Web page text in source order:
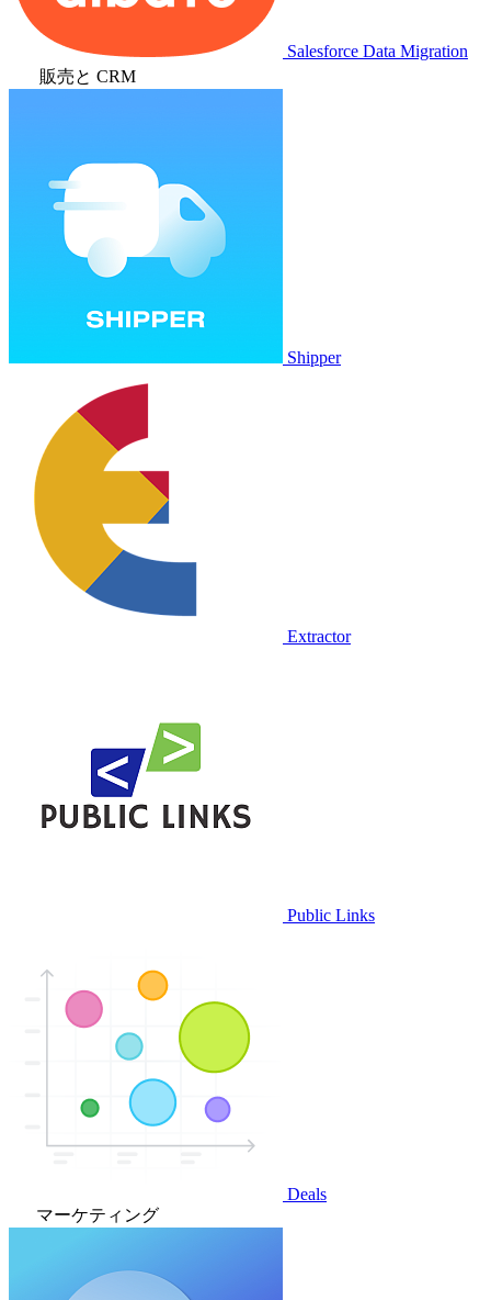
Salesforce Data Migration
販売と CRM
Shipper
Extractor
Public Links
Deals
マーケティング